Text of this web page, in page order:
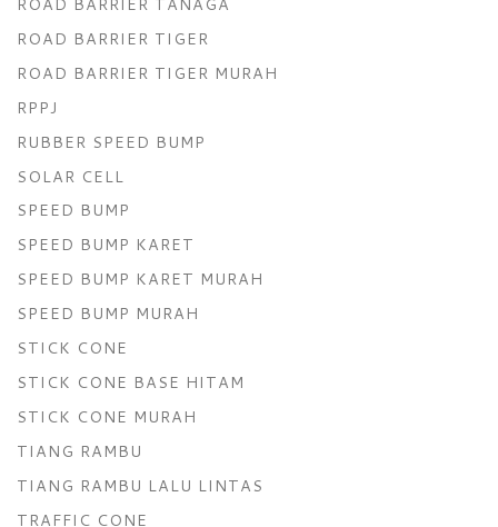
ROAD BARRIER TIGER
ROAD BARRIER TIGER MURAH
RPPJ
RUBBER SPEED BUMP
SOLAR CELL
SPEED BUMP
SPEED BUMP KARET
SPEED BUMP KARET MURAH
SPEED BUMP MURAH
STICK CONE
STICK CONE BASE HITAM
STICK CONE MURAH
TIANG RAMBU
TIANG RAMBU LALU LINTAS
TRAFFIC CONE